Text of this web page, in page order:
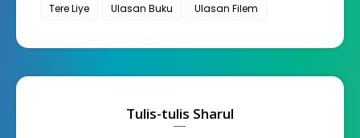
Tere Liye
Ulasan Buku Ulasan Filem
Tulis-tulis Sharul